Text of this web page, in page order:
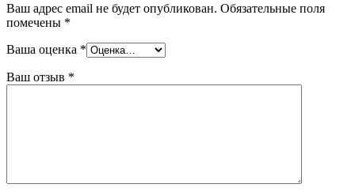
Ваш адрес email не будет опубликован. Обязательные поля
помечены *
Ваша оценка *
Ваш отзыв *